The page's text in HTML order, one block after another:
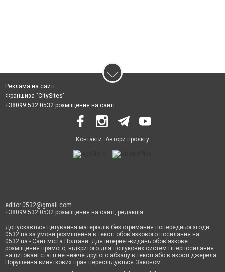
Реклама на сайті
Франшиза "CitySites"
+38099 532 0532 розміщення на сайті
Контакти Автори проєкту
editor.0532@gmail.com
+38099 532 0532 розміщення на сайті, редакція
Допускається цитування матеріалів без отримання попередньої згоди
0532.ua за умови розміщення в тексті обов'язкового посилання на
0532.ua - Сайт міста Полтави. Для інтернет-видань обов'язкове
розміщення прямого, відкритого для пошукових систем гіперпосилання
на цитовані статті не нижче другого абзацу в тексті або в якості джерела.
Порушення виняткових прав переслідується Законом.